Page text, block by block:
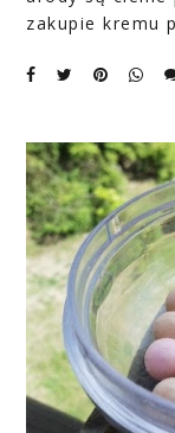
zakupie kremu